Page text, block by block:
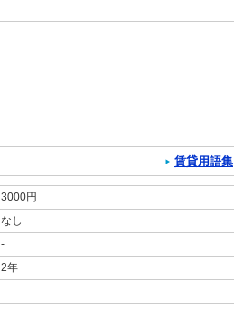
賃貸用語集
3000円
なし
-
2年